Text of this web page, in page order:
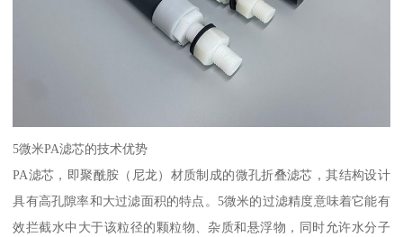
5微米PA滤芯的技术优势
PA滤芯，即聚酰胺（尼龙）材质制成的微孔折叠滤芯，其结构设计
具有高孔隙率和大过滤面积的特点。5微米的过滤精度意味着它能有
效拦截水中大于该粒径的颗粒物、杂质和悬浮物，同时允许水分子